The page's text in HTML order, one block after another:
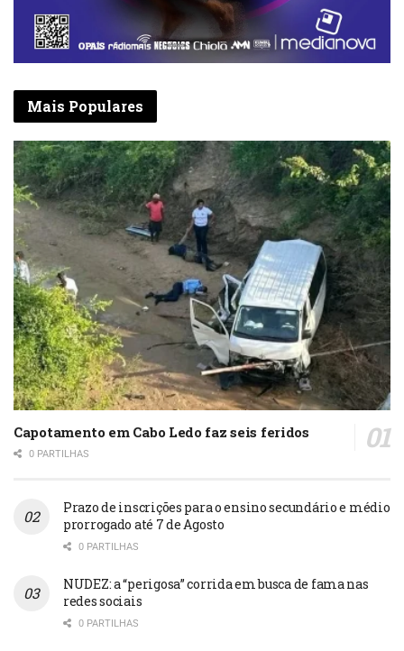
Mais Populares
Capotamento em Cabo Ledo faz seis feridos
0 PARTILHAS
Prazo de inscrições para o ensino secundário e médio
prorrogado até 7 de Agosto
0 PARTILHAS
NUDEZ: a “perigosa” corrida em busca de fama nas
redes sociais
0 PARTILHAS